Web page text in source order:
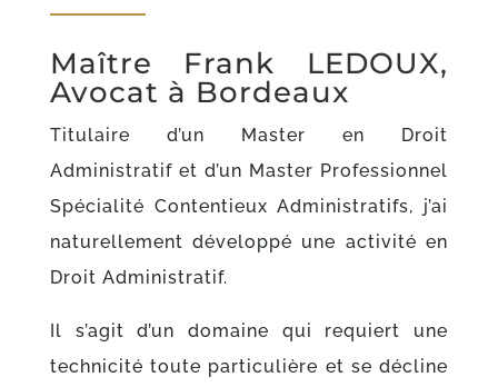
Maître Frank LEDOUX,
Avocat à Bordeaux
Titulaire d’un Master en Droit
Administratif et d’un Master Professionnel
Spécialité Contentieux Administratifs, j’ai
naturellement développé une activité en
Droit Administratif.
Il s’agit d’un domaine qui requiert une
technicité toute particulière et se décline